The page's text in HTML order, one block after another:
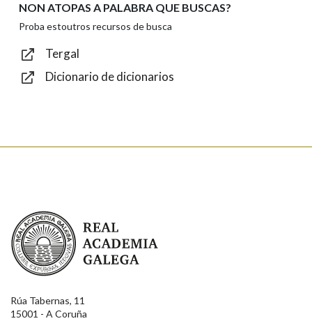
Texto de verificación
NON ATOPAS A PALABRA QUE BUSCAS?
Proba estoutros recursos de busca
Tergal
Dicionario de dicionarios
Real Academia Galega
Rúa Tabernas, 11
15001 - A Coruña